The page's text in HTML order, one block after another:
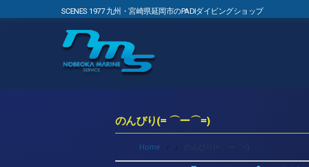
SCENES 1977 九州・宮崎県延岡市のPADIダイビングショップ
のんびり(= ⌒ー⌒=)
Home / / のんびり(= ⌒ー⌒=)